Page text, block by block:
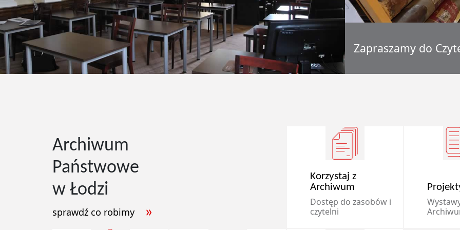
Zapraszamy do
Archiwum
Państwowe
w Łodzi
sprawdź co robimy
Korzystaj z
Archiwum
Dostęp do zasobów i
czytelni